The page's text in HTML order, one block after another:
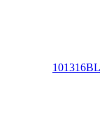
101316BL